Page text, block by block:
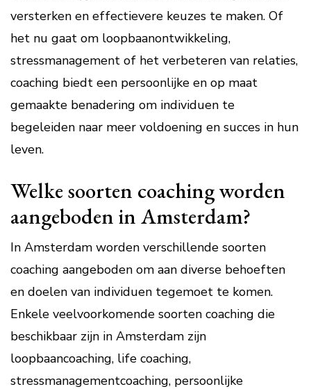
versterken en effectievere keuzes te maken. Of
het nu gaat om loopbaanontwikkeling,
stressmanagement of het verbeteren van relaties,
coaching biedt een persoonlijke en op maat
gemaakte benadering om individuen te
begeleiden naar meer voldoening en succes in hun
leven.
Welke soorten coaching worden
aangeboden in Amsterdam?
In Amsterdam worden verschillende soorten
coaching aangeboden om aan diverse behoeften
en doelen van individuen tegemoet te komen.
Enkele veelvoorkomende soorten coaching die
beschikbaar zijn in Amsterdam zijn
loopbaancoaching, life coaching,
stressmanagementcoaching, persoonlijke